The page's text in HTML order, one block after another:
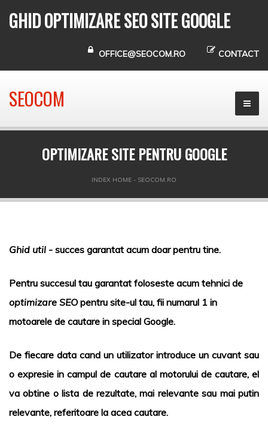
GHID OPTIMIZARE SEO SITE GOOGLE
OFFICE@SEOCOM.RO CONTACT
SEOCOM
OPTIMIZARE SITE PENTRU GOOGLE
INDEX HOME - SEOCOM.RO
Ghid util - succes garantat acum doar pentru tine.
Pentru succesul tau garantat foloseste acum tehnici de
optimizare SEOpentru site-ul tau, fii numarul 1 in
motoarele de cautare in special Google.
De fiecare data cand un utilizator introduce un cuvant sau
o expresie in campul de cautare al motorului de cautare, el
va obtine o lista de rezultate, mai relevante sau mai putin
relevante, referitoare la acea cautare.